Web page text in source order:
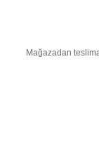
Mağazadan